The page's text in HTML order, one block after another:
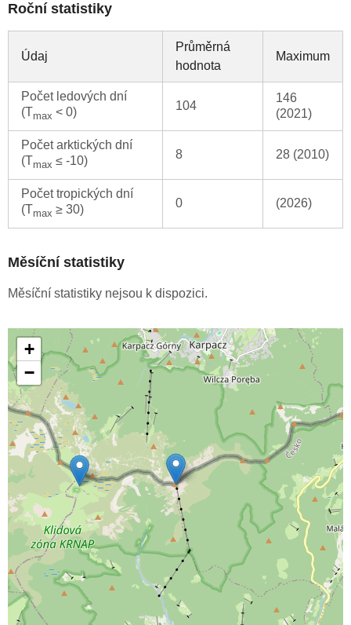
Roční statistiky
Údaj
Průměrná
hodnota
Maximum
Počet ledových dní
(Tmax < 0) 104
146
(2021)
Počet arktických dní
(Tmax ≤ -10) 8 28 (2010)
Počet tropických dní
(Tmax ≥ 30) 0 (2026)
Měsíční statistiky
Měsíční statistiky nejsou k dispozici.
+
−